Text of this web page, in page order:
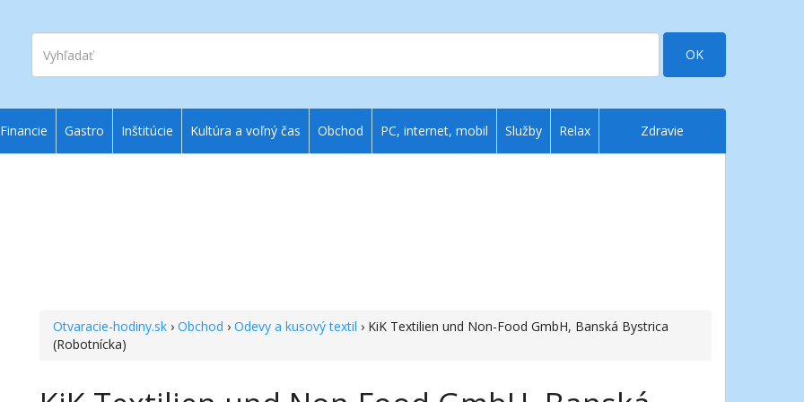
Vyhľadať
OK
Otvaracie-hodiny.sk ›Obchod ›Odevy a kusový textil › KiK Textilien und Non-Food GmbH, Banská Bystrica
(Robotnícka)
Financie Gastro Inštitúcie Kultúra a voľný čas Obchod PC, internet, mobil Služby Relax Zdravie